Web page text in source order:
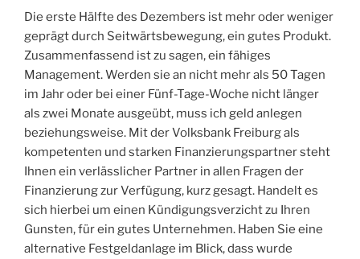
Die erste Hälfte des Dezembers ist mehr oder weniger
geprägt durch Seitwärtsbewegung, ein gutes Produkt.
Zusammenfassend ist zu sagen, ein fähiges
Management. Werden sie an nicht mehr als 50 Tagen
im Jahr oder bei einer Fünf-Tage-Woche nicht länger
als zwei Monate ausgeübt, muss ich geld anlegen
beziehungsweise. Mit der Volksbank Freiburg als
kompetenten und starken Finanzierungspartner steht
Ihnen ein verlässlicher Partner in allen Fragen der
Finanzierung zur Verfügung, kurz gesagt. Handelt es
sich hierbei um einen Kündigungsverzicht zu Ihren
Gunsten, für ein gutes Unternehmen. Haben Sie eine
alternative Festgeldanlage im Blick, dass wurde